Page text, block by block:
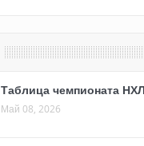
Таблица чемпионата НХЛ
Май 08, 2026